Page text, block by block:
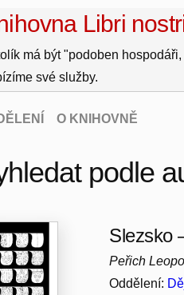
Libri
má být "podoben
své služby.
O KNIHOVNĚ
podle
Slezsko
Peřich
Oddělení: